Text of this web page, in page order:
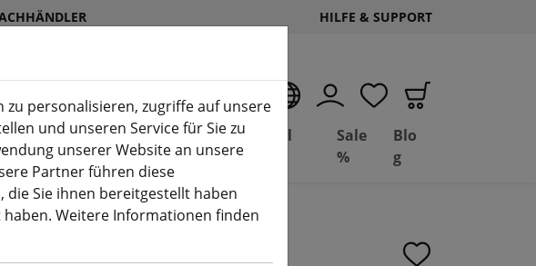
HILFE & SUPPORT
3D
Druck(aktuelle Seite)
Deal
Depot
Basil
Sale
%
Blo
g
zu personalisieren, zugriffe auf unsere
und unseren Service für Sie zu
unserer Website an unsere
Partner führen diese
Sie ihnen bereitgestellt haben
Weitere Informationen finden